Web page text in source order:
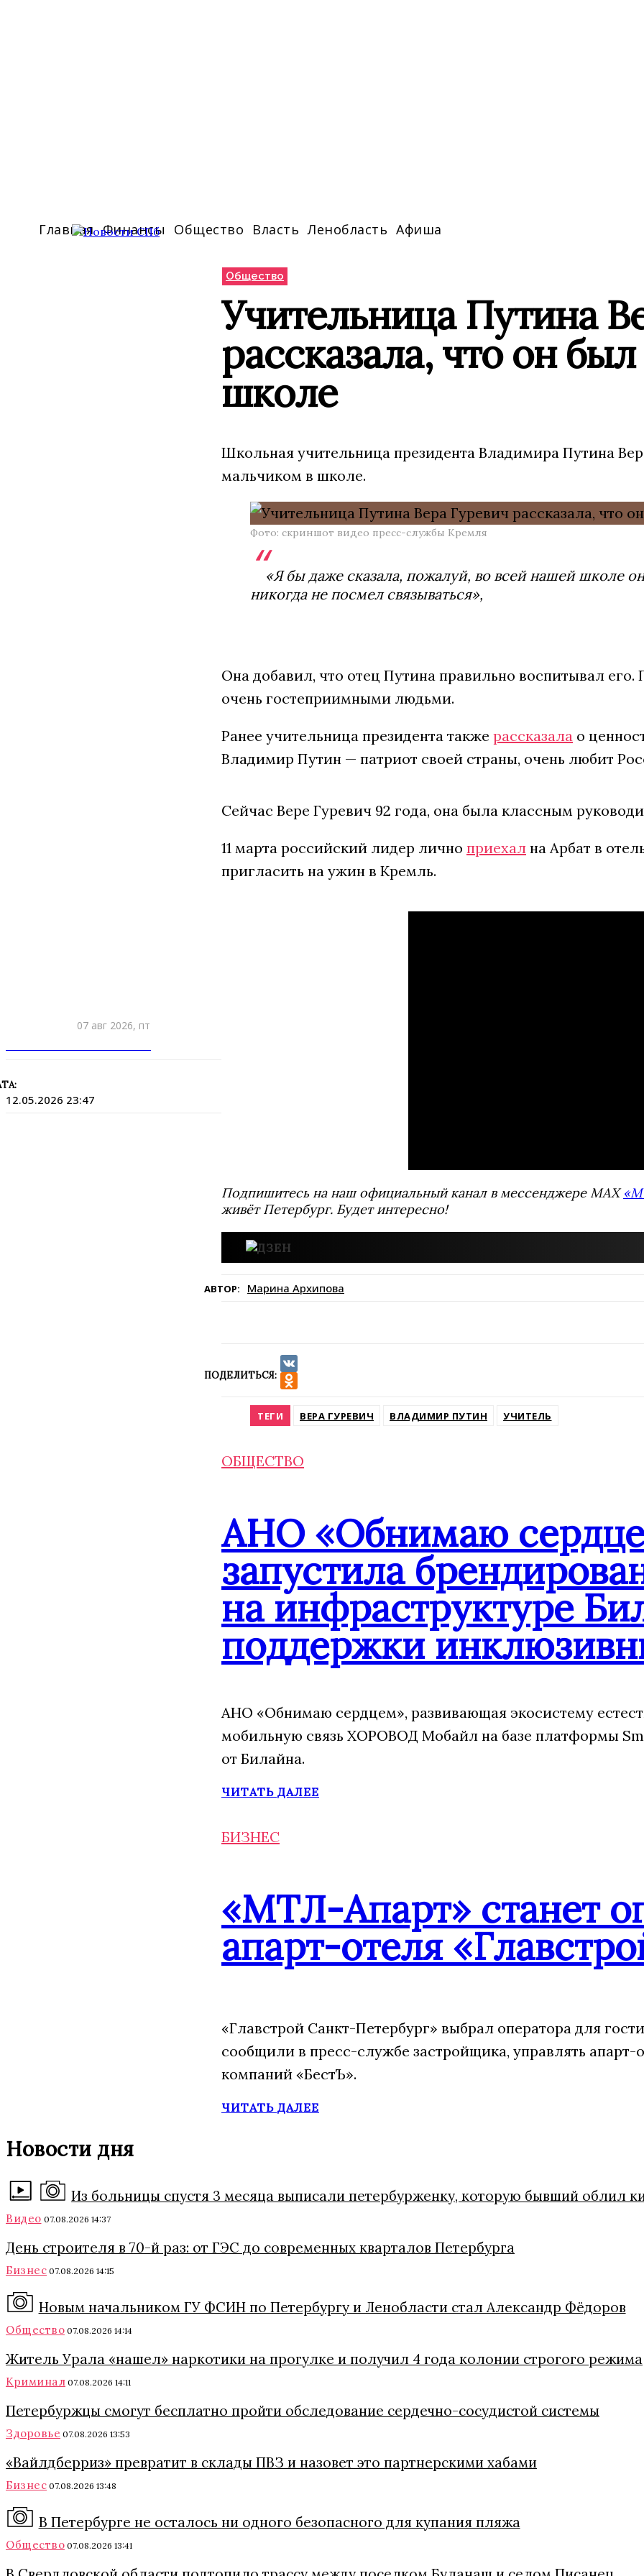
Главная Финансы Общество Власть Ленобласть Афиша
07 авг 2026, пт
12.05.2026 23:47
Общество
Учительница Путина
рассказала, что он
школе
Школьная учительница президента Владимира Путина
мальчиком в школе.
Фото: скриншот видео пресс-службы Кремля
«Я бы даже сказала, пожалуй, во всей нашей
никогда не посмел связываться»,
Она добавил, что отец Путина правильно воспитывал
очень гостеприимными людьми.
Ранее учительница президента также рассказала о
Владимир Путин — патриот своей страны, очень любит
Сейчас Вере Гуревич 92 года, она была классным
11 марта российский лидер лично приехал на Арбат в
пригласить на ужин в Кремль.
Подпишитесь на наш официальный канал в мессенджере MAX
живёт Петербург. Будет интересно!
АВТОР: Марина Архипова
ПОДЕЛИТЬСЯ:
VK
ТЕГИ ВЕРА ГУРЕВИЧ ВЛАДИМИР ПУТИН УЧИТЕЛЬ
ОБЩЕСТВО
АНО «Обнимаю
запустила
на инфраструктуре
поддержки
АНО «Обнимаю сердцем», развивающая экосистему
мобильную связь ХОРОВОД Мобайл на базе платформы
от Билайна.
ЧИТАТЬ ДАЛЕЕ
БИЗНЕС
«МТЛ-Апарт» станет
апарт-отеля
«Главстрой Санкт-Петербург» выбрал оператора для
сообщили в пресс-службе застройщика, управлять
компаний «БестЪ».
ЧИТАТЬ ДАЛЕЕ
Новости дня
Из больницы спустя 3 месяца выписали петербурженку, которую бывший облил
Видео 07.08.2026 14:37
День строителя в 70-й раз: от ГЭС до современных кварталов Петербурга
Бизнес 07.08.2026 14:15
Новым начальником ГУ ФСИН по Петербургу и Ленобласти стал Александр Фёдоров
Общество 07.08.2026 14:14
Житель Урала «нашел» наркотики на прогулке и получил 4 года колонии строгого режима
Криминал 07.08.2026 14:11
Петербуржцы смогут бесплатно пройти обследование сердечно-сосудистой системы
Здоровье 07.08.2026 13:53
«Вайлдберриз» превратит в склады ПВЗ и назовет это партнерскими хабами
Бизнес 07.08.2026 13:48
В Петербурге не осталось ни одного безопасного для купания пляжа
Общество 07.08.2026 13:41